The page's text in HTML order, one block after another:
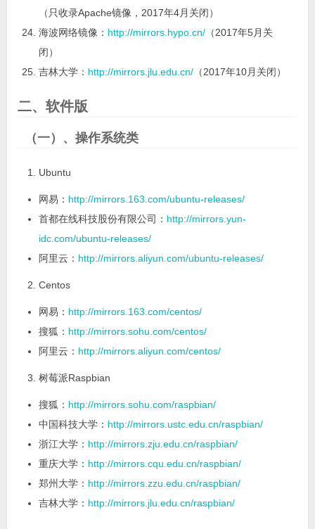
（只收录Apache镜像，2017年4月关闭）
海波网络镜像： http://mirrors.hypo.cn/（2017年5月关
闭）
吉林大学： http://mirrors.jlu.edu.cn/（2017年10月关闭）
二、软件版
（一）、操作系统类
Ubuntu
网易： http://mirrors.163.com/ubuntu-releases/
首都在线科技股份有限公司： http://mirrors.yun-
idc.com/ubuntu-releases/
阿里云： http://mirrors.aliyun.com/ubuntu-releases/
Centos
网易： http://mirrors.163.com/centos/
搜狐： http://mirrors.sohu.com/centos/
阿里云： http://mirrors.aliyun.com/centos/
树莓派Raspbian
搜狐： http://mirrors.sohu.com/raspbian/
中国科技大学： http://mirrors.ustc.edu.cn/raspbian/
浙江大学： http://mirrors.zju.edu.cn/raspbian/
重庆大学： http://mirrors.cqu.edu.cn/raspbian/
郑州大学： http://mirrors.zzu.edu.cn/raspbian/
吉林大学： http://mirrors.jlu.edu.cn/raspbian/